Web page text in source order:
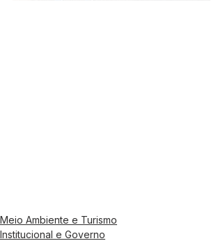
Meio Ambiente e Turismo
Institucional e Governo